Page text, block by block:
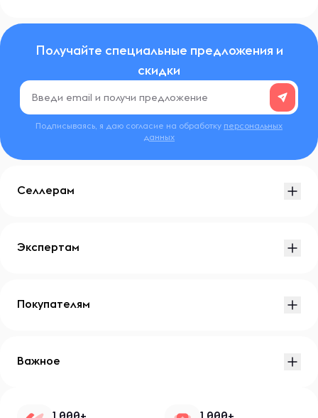
Получайте специальные предложения и
скидки
Подписываясь, я даю согласие на обработку персональных
данных
Селлерам
Экспертам
Покупателям
Важное
1 000+ 1 000+